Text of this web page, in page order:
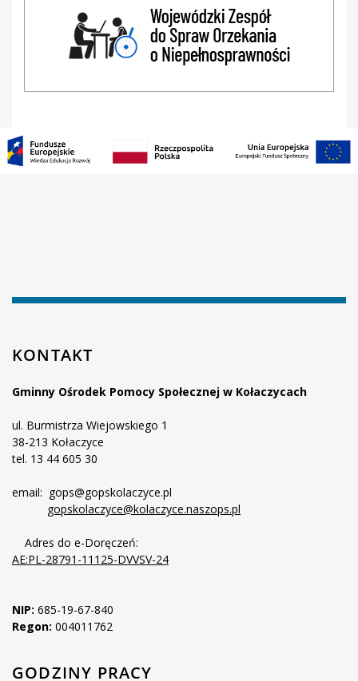
KONTAKT
Gminny Ośrodek Pomocy Społecznej w Kołaczycach
ul. Burmistrza Wiejowskiego 1
38-213 Kołaczyce
tel. 13 44 605 30
email: gops@gopskolaczyce.pl
gopskolaczyce@kolaczyce.naszops.pl
Adres do e-Doręczeń:
AE:PL-28791-11125-DVVSV-24
NIP: 685-19-67-840
Regon: 004011762
GODZINY PRACY